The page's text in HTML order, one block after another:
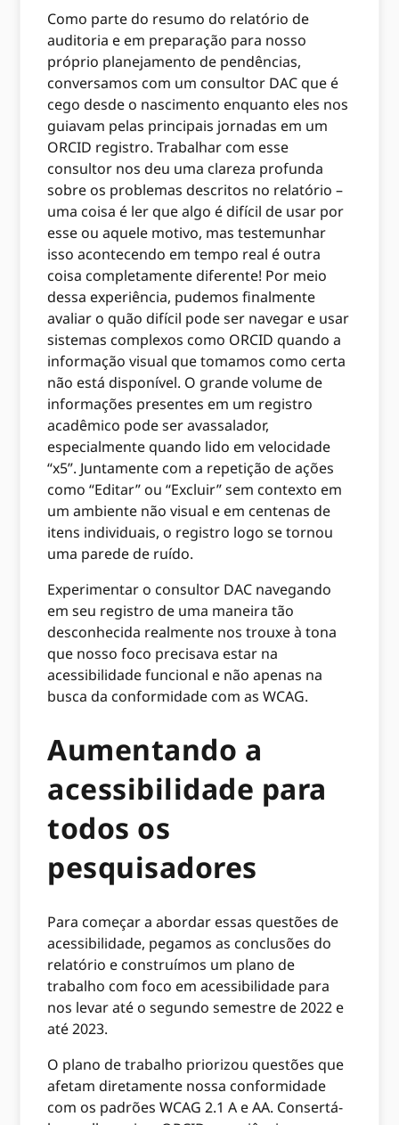
Como parte do resumo do relatório de
auditoria e em preparação para nosso
próprio planejamento de pendências,
conversamos com um consultor DAC que é
cego desde o nascimento enquanto eles nos
guiavam pelas principais jornadas em um
ORCID registro. Trabalhar com esse
consultor nos deu uma clareza profunda
sobre os problemas descritos no relatório –
uma coisa é ler que algo é difícil de usar por
esse ou aquele motivo, mas testemunhar
isso acontecendo em tempo real é outra
coisa completamente diferente! Por meio
dessa experiência, pudemos finalmente
avaliar o quão difícil pode ser navegar e usar
sistemas complexos como ORCID quando a
informação visual que tomamos como certa
não está disponível. O grande volume de
informações presentes em um registro
acadêmico pode ser avassalador,
especialmente quando lido em velocidade
“x5”. Juntamente com a repetição de ações
como “Editar” ou “Excluir” sem contexto em
um ambiente não visual e em centenas de
itens individuais, o registro logo se tornou
uma parede de ruído.
Experimentar o consultor DAC navegando
em seu registro de uma maneira tão
desconhecida realmente nos trouxe à tona
que nosso foco precisava estar na
acessibilidade funcional e não apenas na
busca da conformidade com as WCAG.
Aumentando a
acessibilidade para
todos os
pesquisadores
Para começar a abordar essas questões de
acessibilidade, pegamos as conclusões do
relatório e construímos um plano de
trabalho com foco em acessibilidade para
nos levar até o segundo semestre de 2022 e
até 2023.
O plano de trabalho priorizou questões que
afetam diretamente nossa conformidade
com os padrões WCAG 2.1 A e AA. Consertá-